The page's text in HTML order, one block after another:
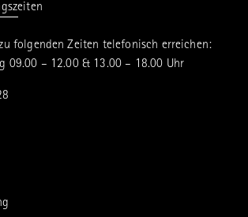
folgenden Zeiten telefonisch erreichen:
09.00 – 12.00 & 13.00 – 18.00 Uhr